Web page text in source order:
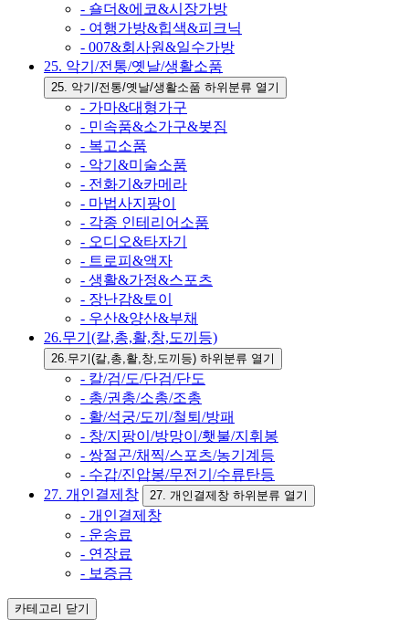
- 숄더&에코&시장가방
- 여행가방&힙색&피크닉
- 007&회사원&일수가방
25. 악기/전통/옛날/생활소품
25. 악기/전통/옛날/생활소품 하위분류 열기
- 가마&대형가구
- 민속품&소가구&봇짐
- 복고소품
- 악기&미술소품
- 전화기&카메라
- 마법사지팡이
- 각종 인테리어소품
- 오디오&타자기
- 트로피&액자
- 생활&가정&스포츠
- 장난감&토이
- 우산&양산&부채
26.무기(칼,총,활,창,도끼등)
26.무기(칼,총,활,창,도끼등) 하위분류 열기
- 칼/검/도/단검/단도
- 총/권총/소총/조총
- 활/석궁/도끼/철퇴/방패
- 창/지팡이/방망이/횃불/지휘봉
- 쌍절곤/채찍/스포츠/농기계등
- 수갑/진압봉/무전기/수류탄등
27. 개인결제창
27. 개인결제창 하위분류 열기
- 개인결제창
- 운송료
- 연장료
- 보증금
카테고리 닫기